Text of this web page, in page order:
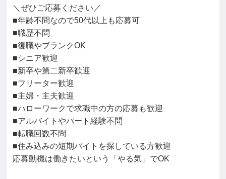
＼ぜひご応募ください／
■年齢不問なので50代以上も応募可
■職歴不問
■復職やブランクOK
■シニア歓迎
■新卒や第二新卒歓迎
■フリーター歓迎
■主婦・主夫歓迎
■ハローワークで求職中の方の応募も歓迎
■アルバイトやパート経験不問
■転職回数不問
■住み込みの短期バイトを探している方歓迎
応募動機は働きたいという「やる気」でOK